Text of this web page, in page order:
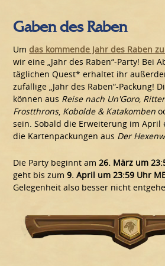
Gaben des Raben
Umdas kommende Jahr des Raben
wir eine „Jahr des Raben“-Party! Bei
täglichen Quest* erhaltet ihr
zufällige „Jahr des Raben“-Packung!
können aus Reise nach Un'Goro,
Frostthrons, Kobolde & Katakomben
sein. Sobald die Erweiterung im
die Kartenpackungen aus Der
Die Party beginnt am26. März um
geht bis zum9. April um 23:59 Uhr
Gelegenheit also besser nicht